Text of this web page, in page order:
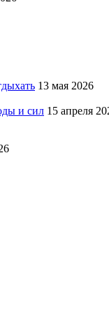
13 мая 2026
и сил 15 апреля